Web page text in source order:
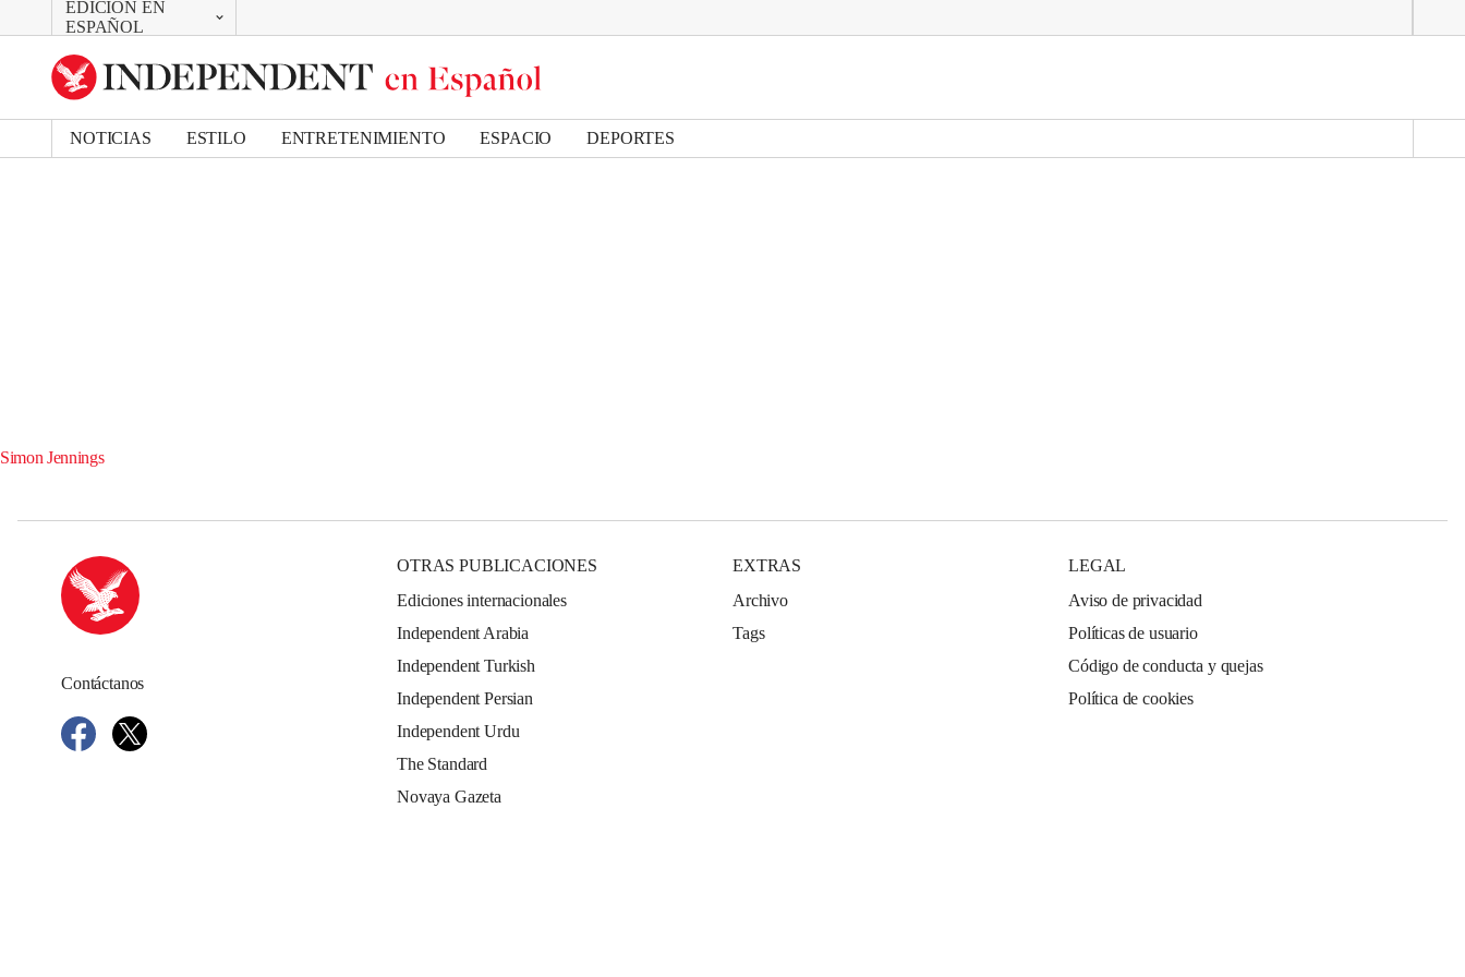
EDICIÓN EN
ESPAÑOL
CAMBIAR
UK Edition
US Edition
NOTICIAS ESTILO ENTRETENIMIENTO ESPACIO DEPORTES
Simon Jennings
Contáctanos
OTRAS PUBLICACIONES
Ediciones internacionales
Independent Arabia
Independent Turkish
Independent Persian
Independent Urdu
The Standard
Novaya Gazeta
EXTRAS
Archivo
Tags
LEGAL
Aviso de privacidad
Políticas de usuario
Código de conducta y quejas
Política de cookies